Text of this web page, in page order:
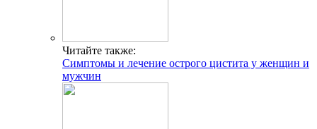
Читайте также:
Симптомы и лечение острого цистита у женщин и
мужчин